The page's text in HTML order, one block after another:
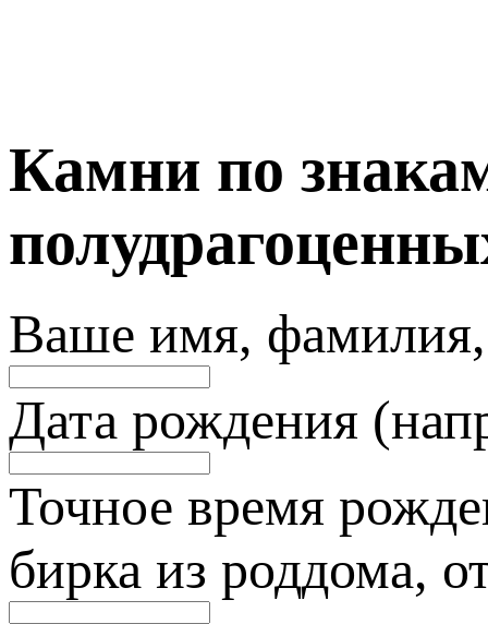
Камни по
Ваше имя, фамилия,
Дата рождения
Точное время
бирка из роддома,